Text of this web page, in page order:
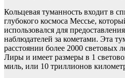
Кольцевая туманность входит в
глубокого космоса Мессье,
использовался для
наблюдателей за кометами. Эта
расстоянии более 2000 световых
Лиры и имеет размеры в 1
миль, или 10 триллионов